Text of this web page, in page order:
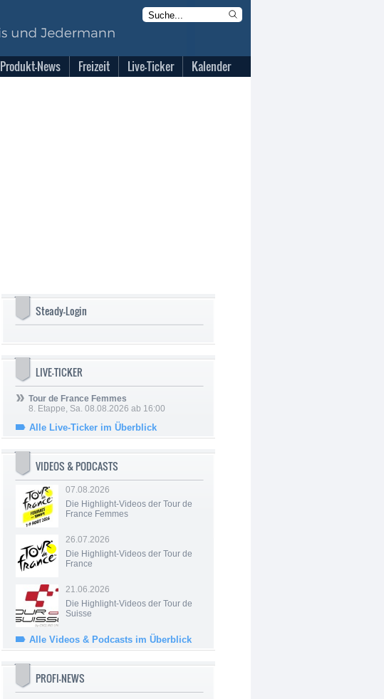
Produkt-News Freizeit Live-Ticker Kalender
Steady-Login
LIVE-TICKER
Tour de France Femmes
8. Etappe, Sa. 08.08.2026 ab 16:00
Alle Live-Ticker im Überblick
VIDEOS & PODCASTS
07.08.2026
Die Highlight-Videos der Tour de
France Femmes
26.07.2026
Die Highlight-Videos der Tour de
France
21.06.2026
Die Highlight-Videos der Tour de
Suisse
Alle Videos & Podcasts im Überblick
PROFI-NEWS